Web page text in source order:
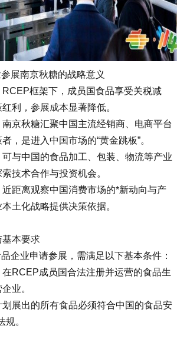
展南京秋糖的战略意义
框架下，成员国食品享受关税减
利，参展成本显著降低。
京秋糖汇聚中国主流经销商、电商平台
，是进入中国市场的“黄金跳板”。
与中国的食品加工、包装、物流等产业
技术合作与投资机会。
距离观察中国消费市场的*新动向与产
土化战略提供决策依据。
基本要求
企业申请参展，需满足以下基本条件：
RCEP成员国合法注册并运营的食品生
业。
展出的所有食品必须符合中国的食品安
。